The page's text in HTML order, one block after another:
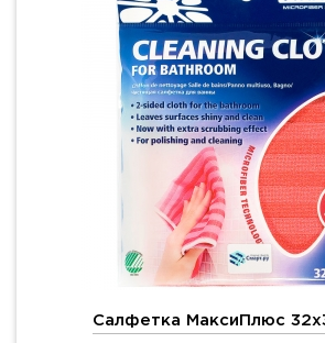
Салфетка МаксиПлюс